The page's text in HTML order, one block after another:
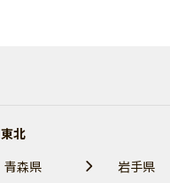
東北
青森県
岩手県